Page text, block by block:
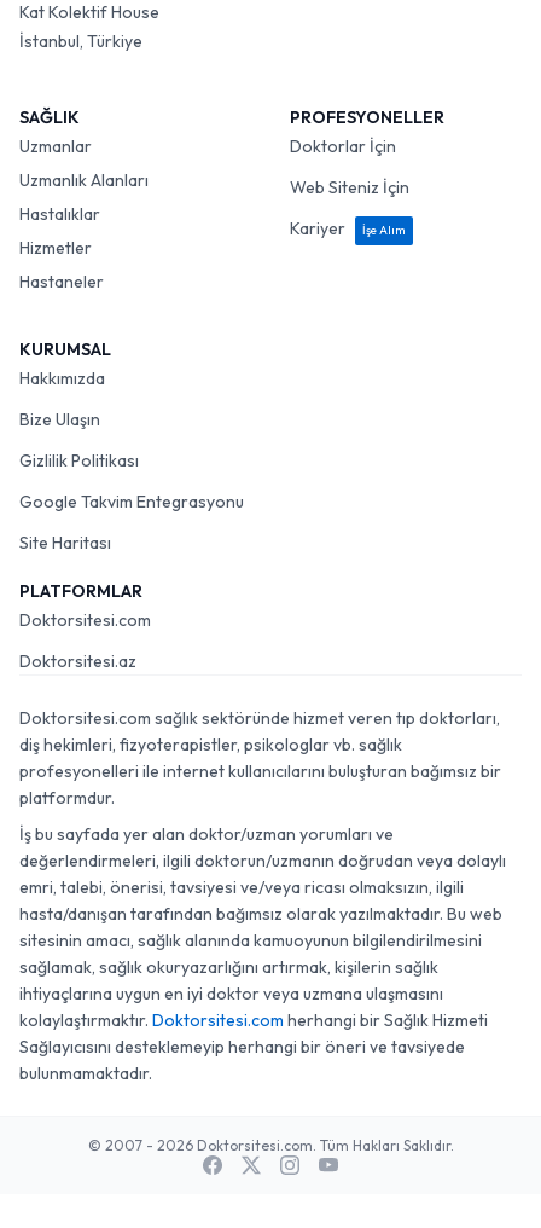
Kat Kolektif House
İstanbul, Türkiye
SAĞLIK
Uzmanlar
Uzmanlık Alanları
Hastalıklar
Hizmetler
Hastaneler
PROFESYONELLER
Doktorlar İçin
Web Siteniz İçin
Kariyer
İşe Alım
KURUMSAL
Hakkımızda
Bize Ulaşın
Gizlilik Politikası
Google Takvim Entegrasyonu
Site Haritası
PLATFORMLAR
Doktorsitesi.com
Doktorsitesi.az
Doktorsitesi.com sağlık sektöründe hizmet veren tıp doktorları,
diş hekimleri, fizyoterapistler, psikologlar vb. sağlık
profesyonelleri ile internet kullanıcılarını buluşturan bağımsız bir
platformdur.
İş bu sayfada yer alan doktor/uzman yorumları ve
değerlendirmeleri, ilgili doktorun/uzmanın doğrudan veya dolaylı
emri, talebi, önerisi, tavsiyesi ve/veya ricası olmaksızın, ilgili
hasta/danışan tarafından bağımsız olarak yazılmaktadır. Bu web
sitesinin amacı, sağlık alanında kamuoyunun bilgilendirilmesini
sağlamak, sağlık okuryazarlığını artırmak, kişilerin sağlık
ihtiyaçlarına uygun en iyi doktor veya uzmana ulaşmasını
kolaylaştırmaktır. Doktorsitesi.com herhangi bir Sağlık Hizmeti
Sağlayıcısını desteklemeyip herhangi bir öneri ve tavsiyede
bulunmamaktadır.
© 2007 - 2026 Doktorsitesi.com. Tüm Hakları Saklıdır.